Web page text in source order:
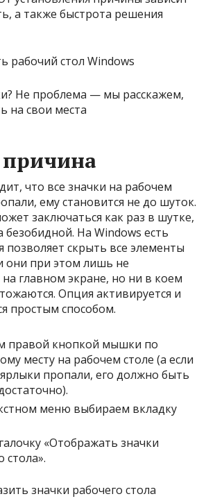
а также быстрота решения
Не проблема — мы расскажем,
на свои места
что все значки на рабочем
ему становится не до шуток.
заключаться как раз в шутке,
На Windows есть
позволяет скрыть все элементы
они при этом лишь не
главном экране, но ни в коем
Опция активируется и
простым способом.
правой кнопкой мышки по
месту на рабочем столе (а если
пропали, его должно быть
меню выбираем вкладку
«Отображать значки
стола».